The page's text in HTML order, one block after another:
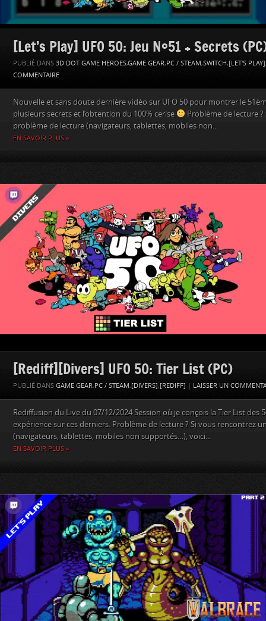
[Let’s Play] UFO 50: Jeu N°51 + Secrets
PUBLIÉ DANS 3D DOT GAME HEROES,GAME GEAR, PC / STEAM,SWITCH,[LET'S PLAY]
COMMENTAIRE
Nouvelle et sans doute dernière vidéo sur UFO 50 pour montrer le
plusieurs secrets et l’obtention du 100% cerise
Problème de lecture
problème de lecture (navigateurs, tablettes, mobiles non...
EN SAVOIR PLUS »
[Rediff][Divers] UFO 50: Tier List (PC)
PUBLIÉ DANS GAME GEAR, PC / STEAM,[DIVERS],[REDIFF] LAISSER UN
Rediffusion du Live du 07/12/2024 Session où je conçois la Tier List des
expérience sur ces derniers. Problème de lecture ? Si vous rencontrez
(navigateurs, tablettes, mobiles non supportés…), voici...
EN SAVOIR PLUS »